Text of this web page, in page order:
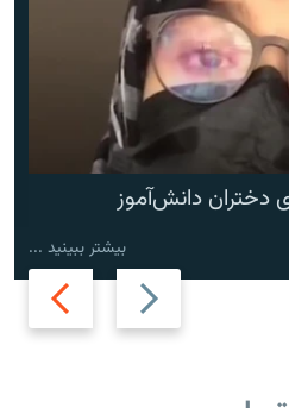
Previous
slide
Next
slide
دختران دانش‌آموز
بیشتر ببینید ...